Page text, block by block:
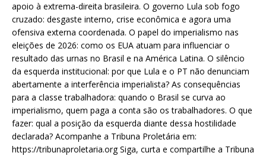
apoio à extrema-direita brasileira. O governo Lula sob fogo
cruzado: desgaste interno, crise econômica e agora uma
ofensiva externa coordenada. O papel do imperialismo nas
eleições de 2026: como os EUA atuam para influenciar o
resultado das urnas no Brasil e na América Latina. O silêncio
da esquerda institucional: por que Lula e o PT não denunciam
abertamente a interferência imperialista? As consequências
para a classe trabalhadora: quando o Brasil se curva ao
imperialismo, quem paga a conta são os trabalhadores. O que
fazer: qual a posição da esquerda diante dessa hostilidade
declarada? Acompanhe a Tribuna Proletária em:
https://tribunaproletaria.org Siga, curta e compartilhe a Tribuna